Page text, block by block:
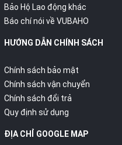
Bảo Hộ Lao động khác
Báo chí nói về VUBAHO
HƯỚNG DẪN CHÍNH SÁCH
Chính sách bảo mật
Chính sách vận chuyển
Chính sách đổi trả
Quy định sử dụng
ĐỊA CHỈ GOOGLE MAP